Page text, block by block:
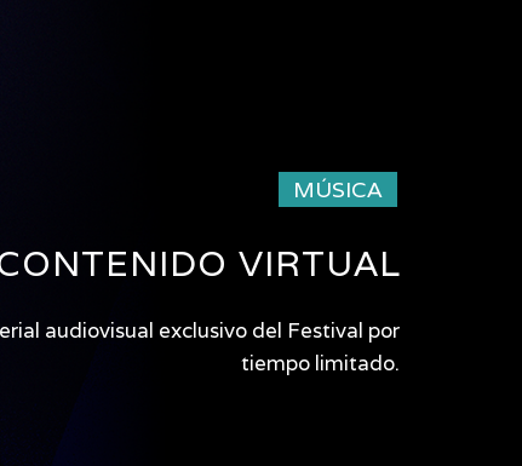
MÚSICA
VIRTUAL
audiovisual exclusivo del Festival por
tiempo limitado.